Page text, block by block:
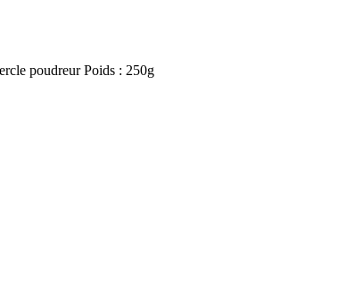
poudreur Poids : 250g